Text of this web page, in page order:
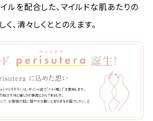
ルを配合した、マイルドな肌あたりの
、清々しくととのえます。